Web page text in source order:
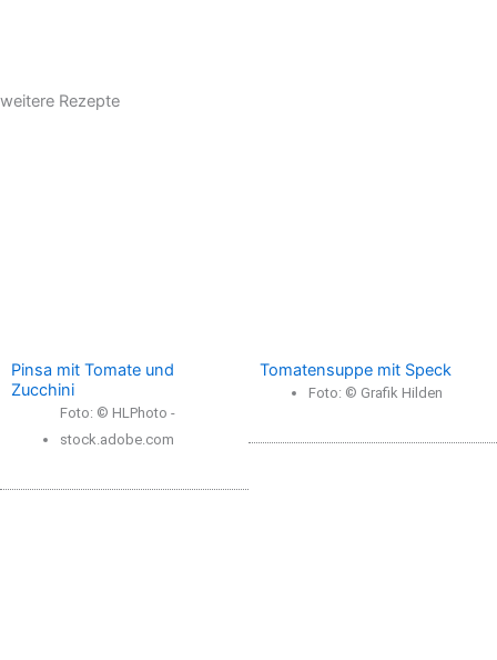
weitere Rezepte
Pinsa mit Tomate und
Zucchini
Foto: © HLPhoto -
stock.adobe.com
Tomatensuppe mit Speck
Foto: © Grafik Hilden